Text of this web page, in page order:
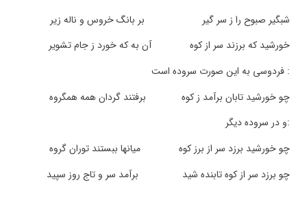
شبگیر صبوح را ز سر گیر بر بانگ خروس و ناله زیر
خورشید که برزند سر از کوه آن به که خورد ز جام تشویر
فردوسی به این صورت سروده است :
چو خورشید تابان برآمد ز کوه برفتند گردان همه همگروه
و در سروده دیگر:
چو خورشید برزد سر از برز کوه میانها ببستند توران گروه
چو برزد سر از کوه تابنده شید برآمد سر و تاج روز سپید